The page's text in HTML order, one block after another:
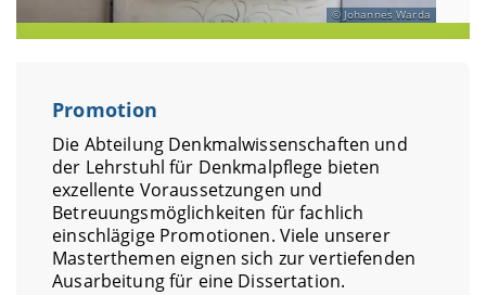
Johannes Warda
Promotion
Die Abteilung Denkmalwissenschaften und
der Lehrstuhl für Denkmalpflege bieten
exzellente Voraussetzungen und
Betreuungsmöglichkeiten für fachlich
einschlägige Promotionen. Viele unserer
Masterthemen eignen sich zur vertiefenden
Ausarbeitung für eine Dissertation.